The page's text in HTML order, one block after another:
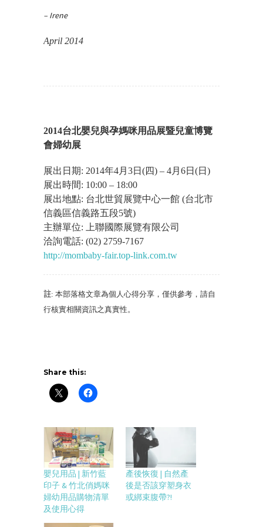
– Irene
April 2014
2014台北嬰兒與孕媽咪用品展暨兒童博覽
會婦幼展
展出日期: 2014年4月3日(四) – 4月6日(日)
展出時間: 10:00 – 18:00
展出地點: 台北世貿展覽中心一館 (台北市
信義區信義路五段5號)
主辦單位: 上聯國際展覽有限公司
洽詢電話: (02) 2759-7167
http://mombaby-fair.top-link.com.tw
註: 本部落格文章為個人心得分享，僅供參考，請自
行核實相關資訊之真實性。
Share this:
嬰兒用品 | 新竹藍
印子 & 竹北俏媽咪
婦幼用品購物清單
及使用心得
產後恢復 | 自然產
後是否該穿塑身衣
或綁束腹帶?!